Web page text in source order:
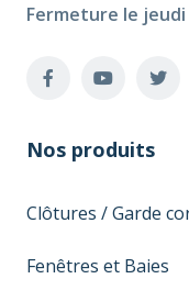
Fermeture le jeudi
Nos produits
Clôtures / Garde
Fenêtres et Baies